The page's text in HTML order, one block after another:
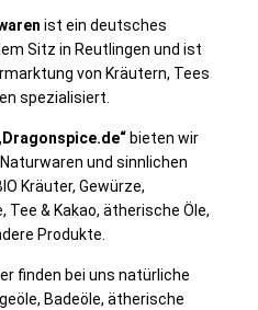
ist ein deutsches
Sitz in Reutlingen und ist
von Kräutern, Tees
spezialisiert.
Dragonspice.de“ bieten wir
und sinnlichen
Kräuter, Gewürze,
Tee & Kakao, ätherische Öle,
Produkte.
finden bei uns natürliche
Badeöle, ätherische